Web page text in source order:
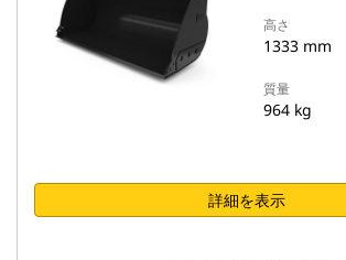
高さ
1333 mm
質量
964 kg
詳細を表示